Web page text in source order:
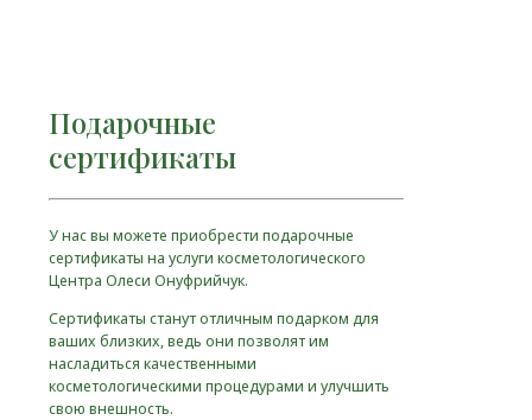
Подарочные
сертификаты
У нас вы можете приобрести подарочные
сертификаты на услуги косметологического
Центра Олеси Онуфрийчук.
Сертификаты станут отличным подарком для
ваших близких, ведь они позволят им
насладиться качественными
косметологическими процедурами и улучшить
свою внешность.